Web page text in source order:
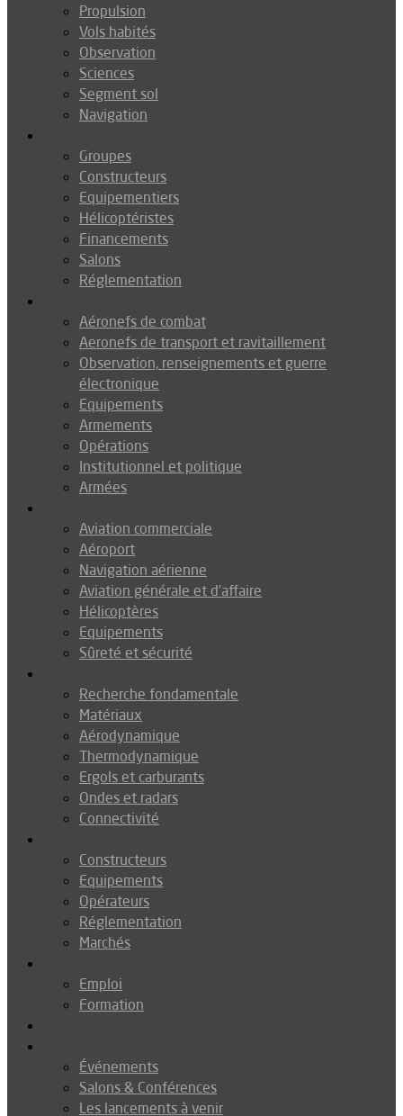
Propulsion
Vols habités
Observation
Sciences
Segment sol
Navigation
Groupes
Constructeurs
Equipementiers
Hélicoptéristes
Financements
Salons
Réglementation
Aéronefs de combat
Aeronefs de transport et ravitaillement
Observation, renseignements et guerre
électronique
Equipements
Armements
Opérations
Institutionnel et politique
Armées
Aviation commerciale
Aéroport
Navigation aérienne
Aviation générale et d’affaire
Hélicoptères
Equipements
Sûreté et sécurité
Recherche fondamentale
Matériaux
Aérodynamique
Thermodynamique
Ergols et carburants
Ondes et radars
Connectivité
Constructeurs
Equipements
Opérateurs
Réglementation
Marchés
Emploi
Formation
Événements
Salons & Conférences
Les lancements à venir